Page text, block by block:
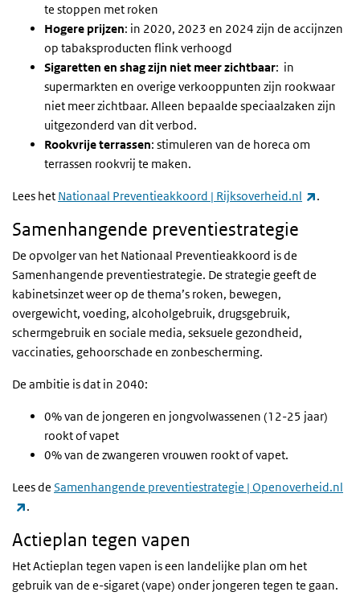
te stoppen met roken
Hogere prijzen: in 2020, 2023 en 2024 zijn de accijnzen
op tabaksproducten flink verhoogd
Sigaretten en shag zijn niet meer zichtbaar: in
supermarkten en overige verkooppunten zijn rookwaar
niet meer zichtbaar. Alleen bepaalde speciaalzaken zijn
uitgezonderd van dit verbod.
Rookvrije terrassen: stimuleren van de horeca om
terrassen rookvrij te maken.
Lees het Nationaal Preventieakkoord | Rijksoverheid.nl (link is
.
Samenhangende preventiestrategie
De opvolger van het Nationaal Preventieakkoord is de
Samenhangende preventiestrategie. De strategie geeft de
kabinetsinzet weer op de thema’s roken, bewegen,
overgewicht, voeding, alcoholgebruik, drugsgebruik,
schermgebruik en sociale media, seksuele gezondheid,
vaccinaties, gehoorschade en zonbescherming.
De ambitie is dat in 2040:
0% van de jongeren en jongvolwassenen (12-25 jaar)
rookt of vapet
0% van de zwangeren vrouwen rookt of vapet.
Lees de Samenhangende preventiestrategie | Openoverheid.nl
(link is external)
.
Actieplan tegen vapen
Het Actieplan tegen vapen is een landelijke plan om het
gebruik van de e-sigaret (vape) onder jongeren tegen te gaan.